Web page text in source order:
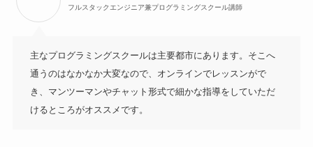
フルスタックエンジニア兼プログラミングスクール講師
主なプログラミングスクールは主要都市にあります。そこへ
通うのはなかなか大変なので、オンラインでレッスンがで
き、マンツーマンやチャット形式で細かな指導をしていただ
けるところがオススメです。